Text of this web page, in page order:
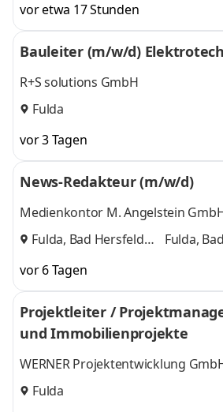
vor etwa 17 Stunden
Bauleiter (m/w/d)
R+S solutions GmbH
Fulda
vor 3 Tagen
News-Redakteur (m/w/d)
Medienkontor M. Angelstein
KGFulda, Bad Hersfeld
Fulda, Bad
vor 6 Tagen
Projektleiter /
und Immobilienprojekte
WERNER Projektentwicklung
Fulda